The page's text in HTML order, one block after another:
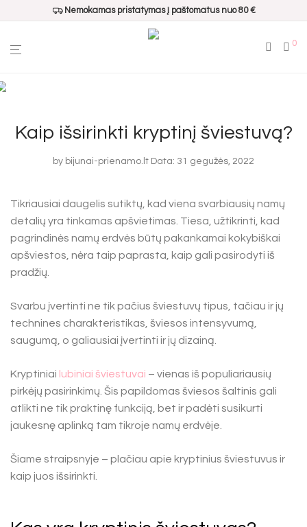
Nemokamas pristatymas į paštomatus nuo 80 €
0
Kaip išsirinkti kryptinį šviestuvą?
by bijunai-prienamo.lt Data: 31 gegužės, 2022
Tikriausiai daugelis sutiktų, kad viena svarbiausių namų
detalių yra tinkamas apšvietimas. Tiesa, užtikrinti, kad
pagrindinės namų erdvės būtų pakankamai kokybiškai
apšviestos, nėra taip paprasta, kaip gali pasirodyti iš
pradžių.
Svarbu įvertinti ne tik pačius šviestuvų tipus, tačiau ir jų
technines charakteristikas, šviesos intensyvumą,
saugumą, o galiausiai įvertinti ir jų dizainą.
Kryptiniai lubiniai šviestuvai – vienas iš populiariausių
pirkėjų pasirinkimų. Šis papildomas šviesos šaltinis gali
atlikti ne tik praktinę funkciją, bet ir padėti susikurti
jaukesnę aplinką tam tikroje namų erdvėje.
Šiame straipsnyje – plačiau apie kryptinius šviestuvus ir
kaip juos išsirinkti.